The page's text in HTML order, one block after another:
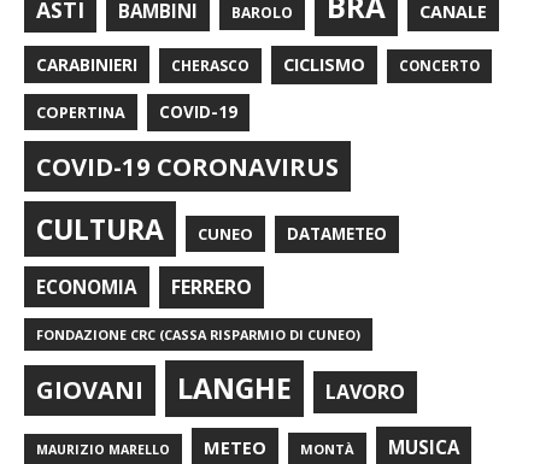
ASTI BAMBINI BAROLO CANALE
CARABINIERI CHERASCO CICLISMO CONCERTO
COPERTINA COVID-19
COVID-19 CORONAVIRUS
CULTURA CUNEO DATAMETEO
ECONOMIA FERRERO
FONDAZIONE CRC (CASSA RISPARMIO DI CUNEO)
GIOVANI LANGHE LAVORO
MAURIZIO MARELLO METEO MONTÀ MUSICA